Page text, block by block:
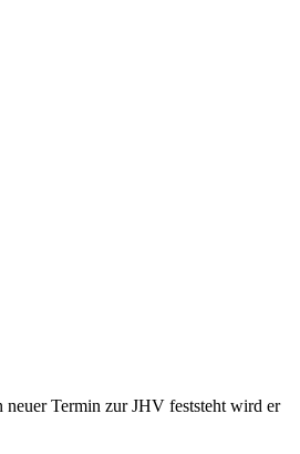
neuer Termin zur JHV feststeht wird er